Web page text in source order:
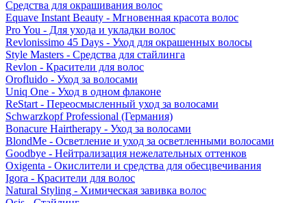
Средства для окрашивания волос
Equave Instant Beauty - Мгновенная красота волос
Pro You - Для ухода и укладки волос
Revlonissimo 45 Days - Уход для окрашенных волосы
Style Masters - Средства для стайлинга
Revlon - Красители для волос
Orofluido - Уход за волосами
Uniq One - Уход в одном флаконе
ReStart - Переосмысленный уход за волосами
Schwarzkopf Professional (Германия)
Bonacure Hairtherapy - Уход за волосами
BlondMe - Осветление и уход за осветленными волосами
Goodbye - Нейтрализация нежелательных оттенков
Oxigenta - Окислители и средства для обесцвечивания
Igora - Красители для волос
Natural Styling - Химическая завивка волос